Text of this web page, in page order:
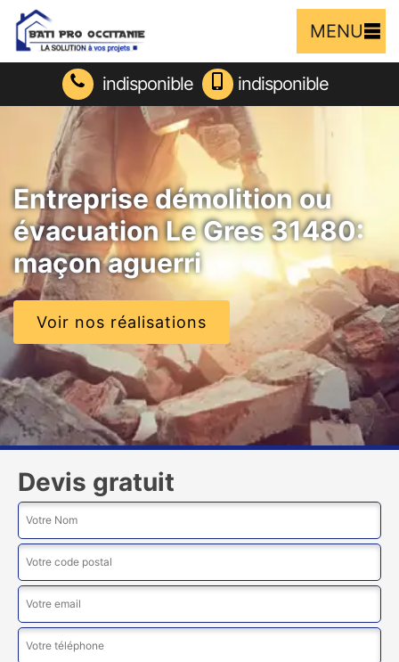
MENU
indisponible indisponible
Entreprise démolition ou
évacuation Le Gres 31480:
maçon aguerri
Voir nos réalisations
Devis gratuit